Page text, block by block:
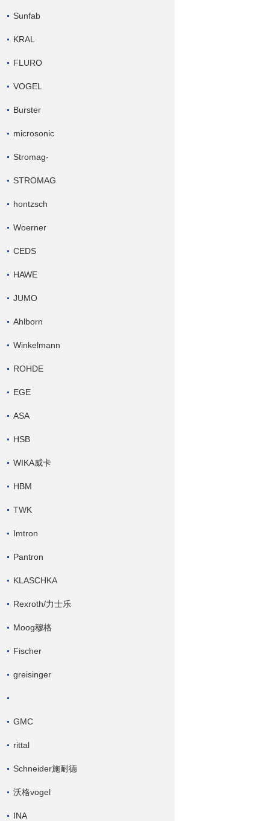
Sunfab
KRAL
FLURO
VOGEL
Burster
microsonic
Stromag-
STROMAG
hontzsch
Woerner
CEDS
HAWE
JUMO
Ahlborn
Winkelmann
ROHDE
EGE
ASA
HSB
WIKA威卡
HBM
TWK
Imtron
Pantron
KLASCHKA
Rexroth/力士乐
Moog穆格
Fischer
greisinger
GMC
rittal
Schneider施耐德
沃格vogel
INA